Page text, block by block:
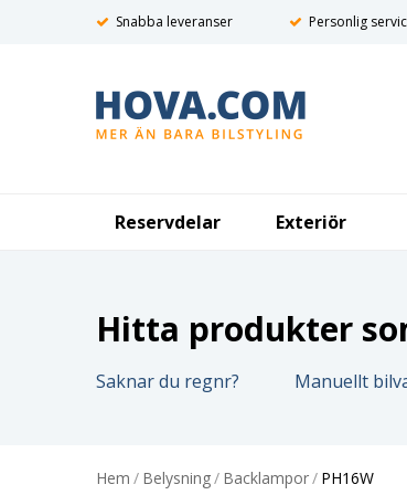
Snabba leveranser Personlig
Reservdelar Exteriör
Hitta produkter
Saknar du regnr? Manuellt
Hem / Belysning/ Backlampor/ PH16W